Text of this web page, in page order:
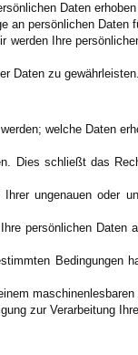
Daten erhoben
an persönlichen Daten
Ihre
Daten zu gewährleisten.
welche Daten
Dies schließt das
ungenauen oder
persönlichen Daten
Bedingungen
zur Verarbeitung